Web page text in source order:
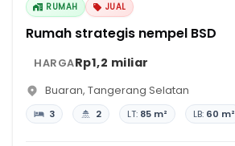
RUMAH JUAL
Rumah strategis nempel BSD
HARGARp1,2 miliar
Buaran, Tangerang Selatan
3 2 LT: 85 m² LB: 60 m²